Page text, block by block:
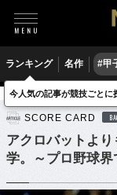
ランキング 名作 #甲
野球 プロ野球
SCORE CARD
アクロバットよ
学。～プロ野球界
今人気の記事が競技ごとに